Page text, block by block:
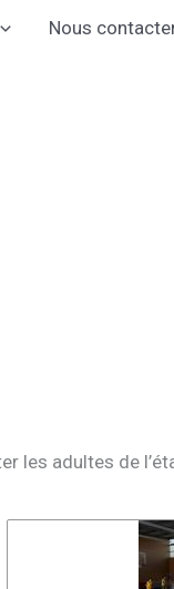
Nous
les adultes de